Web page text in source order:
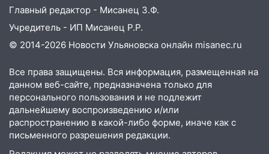
судом предстанет банда
автоподставщиков
13:36 В Инзе произошел крупный пожар
13:00 В суде защитили репутацию
мужчины, которого необоснованно
обвиняли в жестоком обращении с
животными
12:28 Миллион на «льготниках»: в
Ульяновской области перевозчик
Главный редактор - Мисанец З.Ф.
Учредитель - ИП Мисанец Р.Р.
© 2014-2026 Новости Ульяновска онлайн misanec.ru
Все права защищены. Вся информация, размещенная на
данном веб-сайте, предназначена только для
персонального пользования и не подлежит
дальнейшему воспроизведению и/или
распространению в какой-либо форме, иначе как с
письменного разрешения редакции.